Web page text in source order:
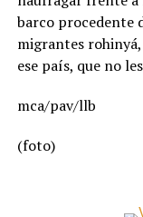
barco procedente
migrantes
ese país, que no
mca/pav/llb
(foto)